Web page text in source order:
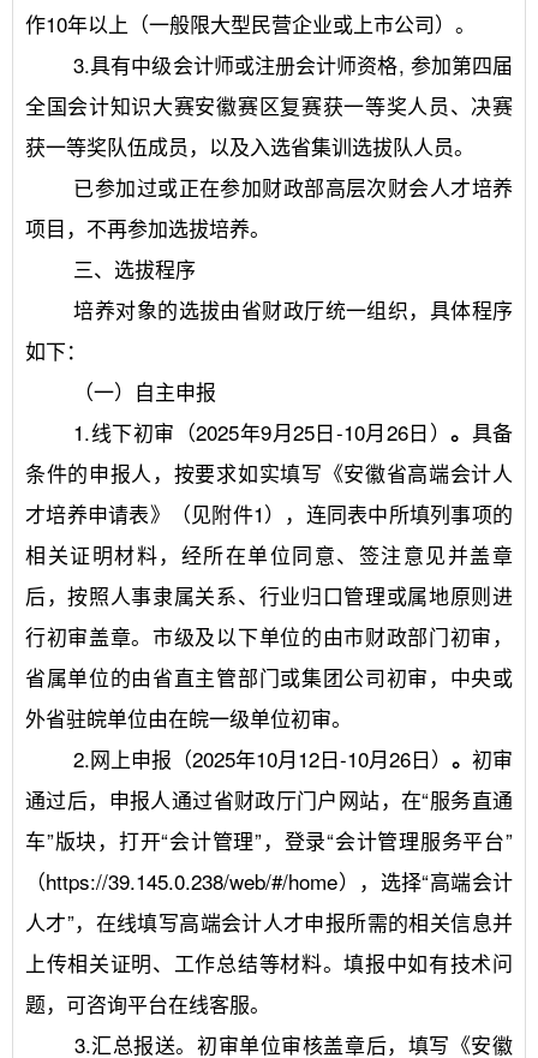
作10年以上（一般限大型民营企业或上市公司）。
	3.具有中级会计师或注册会计师资格, 参加第四届
全国会计知识大赛安徽赛区复赛获一等奖人员、决赛
获一等奖队伍成员，以及入选省集训选拔队人员。
项目，不再参加选拔培养。
	三、选拔程序
	培养对象的选拔由省财政厅统一组织，具体程序
如下：
	（一）自主申报
	1.线下初审（2025年9月25日-10月26日）
。 具备
条件的申报人，按要求如实填写《安徽省高端会计人
才培养申请表》（见附件1），连同表中所填列事项的
相关证明材料，经所在单位同意、签注意见并盖章
后，按照人事隶属关系、行业归口管理或属地原则进
行初审盖章。市级及以下单位的由市财政部门初审，
省属单位的由省直主管部门或集团公司初审，中央或
外省驻皖单位由在皖一级单位初审。
	2.网上申报（2025年10月12日-10月26日）
。 初审
通过后，申报人通过省财政厅门户网站，在“服务直通
车”版块，打开“会计管理”，登录“会计管理服务平台”
（https://39.145.0.238/web/#/home），选择“高端会计
人才”，在线填写高端会计人才申报所需的相关信息并
上传相关证明、工作总结等材料。填报中如有技术问
题，可咨询平台在线客服。